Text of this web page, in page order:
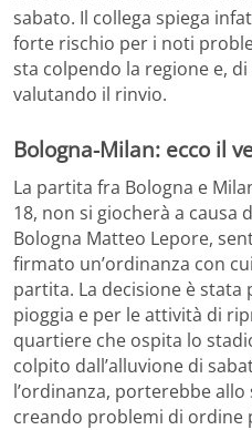
sabato. Il collega spiega
forte rischio per i noti
sta colpendo la regione e,
valutando il rinvio.
Bologna-Milan: ecco il
La partita fra Bologna e
18, non si giocherà a causa
Bologna Matteo Lepore,
firmato un’ordinanza con
partita. La decisione è
pioggia e per le attività di
quartiere che ospita lo
colpito dall’alluvione di
l’ordinanza, porterebbe
creando problemi di ordine